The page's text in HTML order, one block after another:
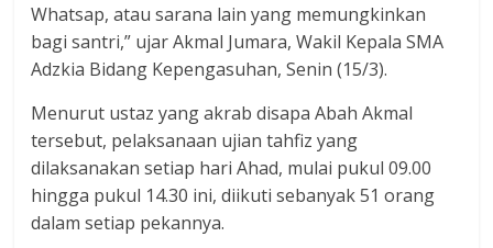
Whatsap, atau sarana lain yang memungkinkan
bagi santri,” ujar Akmal Jumara, Wakil Kepala SMA
Adzkia Bidang Kepengasuhan, Senin (15/3).
Menurut ustaz yang akrab disapa Abah Akmal
tersebut, pelaksanaan ujian tahfiz yang
dilaksanakan setiap hari Ahad, mulai pukul 09.00
hingga pukul 14.30 ini, diikuti sebanyak 51 orang
dalam setiap pekannya.